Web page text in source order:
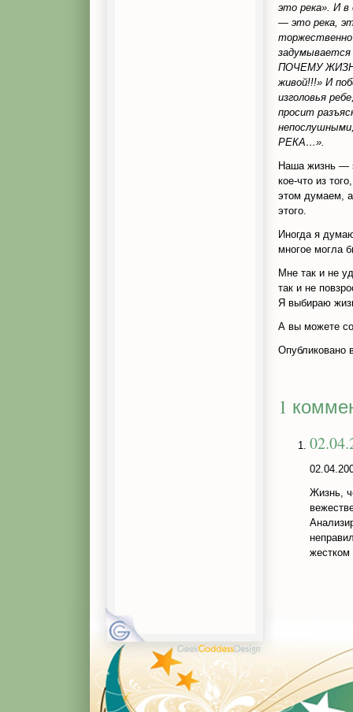
это река». И
— это река,
ПОЧЕМУ
живой!!!» И
изголовья
просит
РЕКА…».
Наша жизнь —
кое-что из
этом думаем,
этого.
Иногда я
многое могла
Мне так и не
так и не
Я выбираю
А вы можете
Опубликовано
1
Жизнь,
жестком